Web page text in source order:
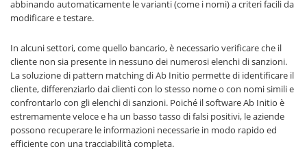
abbinando automaticamente le varianti (come i nomi) a criteri facili da
modificare e testare.
In alcuni settori, come quello bancario, è necessario verificare che il
cliente non sia presente in nessuno dei numerosi elenchi di sanzioni.
La soluzione di pattern matching di Ab Initio permette di identificare il
cliente, differenziarlo dai clienti con lo stesso nome o con nomi simili e
confrontarlo con gli elenchi di sanzioni. Poiché il software Ab Initio è
estremamente veloce e ha un basso tasso di falsi positivi, le aziende
possono recuperare le informazioni necessarie in modo rapido ed
efficiente con una tracciabilità completa.